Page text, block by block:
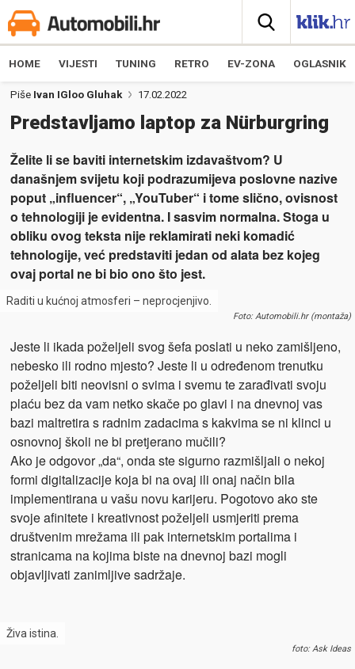
HOME VIJESTI TUNING RETRO EV-ZONA OGLASNIK
Piše Ivan IGloo Gluhak 17.02.2022
Predstavljamo laptop za Nürburgring
Želite li se baviti internetskim izdavaštvom? U
današnjem svijetu koji podrazumijeva poslovne nazive
poput „influencer“, „YouTuber“ i tome slično, ovisnost
o tehnologiji je evidentna. I sasvim normalna. Stoga u
obliku ovog teksta nije reklamirati neki komadić
tehnologije, već predstaviti jedan od alata bez kojeg
ovaj portal ne bi bio ono što jest.
Raditi u kućnoj atmosferi – neprocjenjivo.
Foto: Automobili.hr (montaža)
Jeste li ikada poželjeli svog šefa poslati u neko zamišljeno,
nebesko ili rodno mjesto? Jeste li u određenom trenutku
poželjeli biti neovisni o svima i svemu te zarađivati svoju
plaću bez da vam netko skače po glavi i na dnevnoj vas
bazi maltretira s radnim zadacima s kakvima se ni klinci u
osnovnoj školi ne bi pretjerano mučili?
Ako je odgovor „da“, onda ste sigurno razmišljali o nekoj
formi digitalizacije koja bi na ovaj ili onaj način bila
implementirana u vašu novu karijeru. Pogotovo ako ste
svoje afinitete i kreativnost poželjeli usmjeriti prema
društvenim mrežama ili pak internetskim portalima i
stranicama na kojima biste na dnevnoj bazi mogli
objavljivati zanimljive sadržaje.
Živa istina.
foto: Ask Ideas